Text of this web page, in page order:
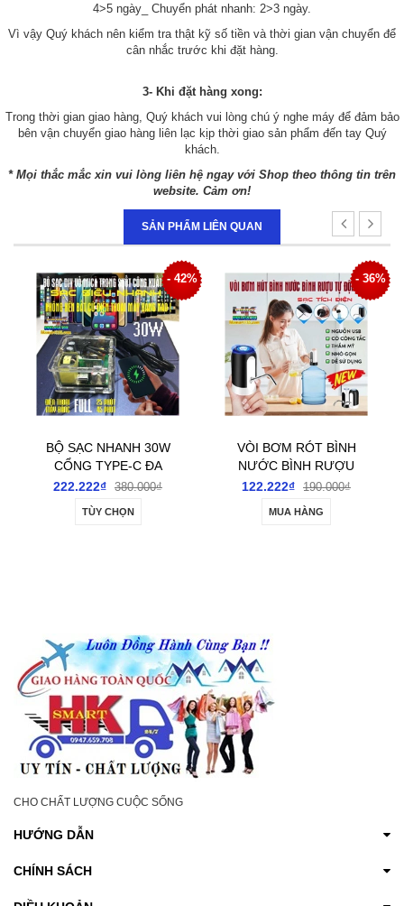
4>5 ngày_ Chuyển phát nhanh: 2>3 ngày.
Vì vậy Quý khách nên kiểm tra thật kỹ số tiền và thời gian vận chuyển để
cân nhắc trước khi đặt hàng.
3- Khi đặt hàng xong:
Trong thời gian giao hàng, Quý khách vui lòng chú ý nghe máy để đảm bảo
bên vận chuyển giao hàng liên lạc kịp thời giao sản phẩm đến tay Quý
khách.
* Mọi thắc mắc xin vui lòng liên hệ ngay với Shop theo thông tin trên
website. Cảm ơn!
SẢN PHẨM LIÊN QUAN
- 42%
BỘ SẠC NHANH 30W
CỔNG TYPE-C ĐA
NĂNG DIY MICA
THẤU RUỘT GAN-
222.222₫ 380.000₫
TÙY CHỌN
- 36%
VÒI BƠM RÓT BÌNH
NƯỚC BÌNH RƯỢU
ĐIỆN TỰ ĐỘNG TÍCH
122.222₫ 190.000₫
MUA HÀNG
CHO CHẤT LƯỢNG CUỘC SỐNG
HƯỚNG DẪN
CHÍNH SÁCH